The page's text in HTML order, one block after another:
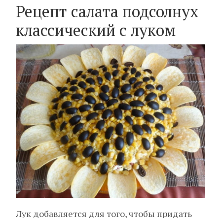
Рецепт салата подсолнух
классический с луком
Лук добавляется для того, чтобы придать